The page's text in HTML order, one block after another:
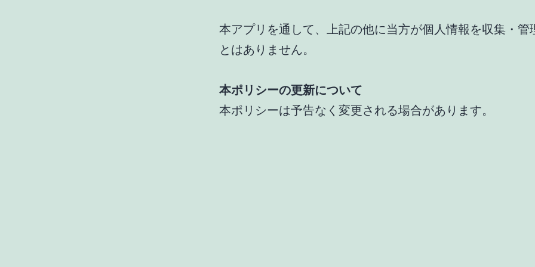
本アプリを通して、上記の他に当方が個人情報を収集・管
とはありません。
本ポリシーの更新について
本ポリシーは予告なく変更される場合があります。